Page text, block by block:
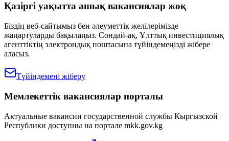
Қазіргі уақытта ашық вакансиялар жоқ
Біздің веб-сайтымыз бен әлеуметтік желілерімізде
жаңартуларды бақылаңыз. Сондай-ақ, Ұлттық инвестициялық
агенттіктің электрондық поштасына түйіндемеңізді жібере
аласыз.
Түйіндемені жіберу
Мемлекеттік вакансиялар порталы
Актуальные вакансии государственной службы Кыргызской
Республики доступны на портале mkk.gov.kg